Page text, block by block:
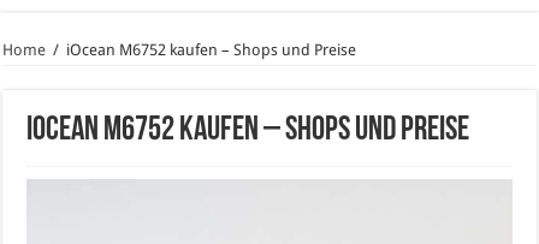
Home / iOcean M6752 kaufen – Shops und Preise
iOcean M6752 kaufen – Shops und Preise